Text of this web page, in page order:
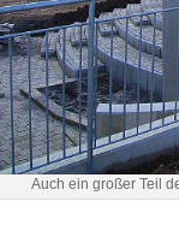
Auch ein großer Teil